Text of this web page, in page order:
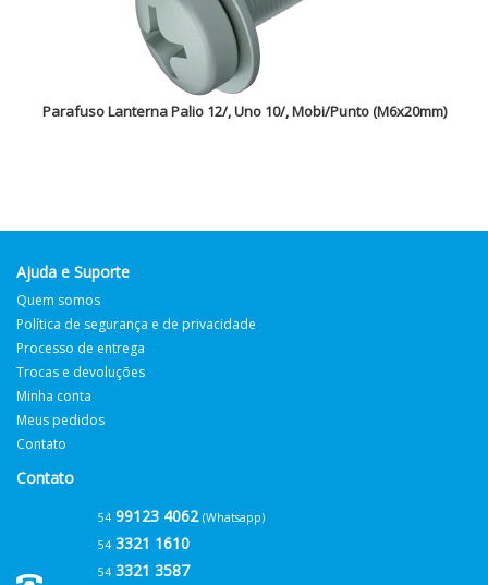
Parafuso Lanterna Palio 12/, Uno 10/, Mobi/Punto (M6x20mm)
Ajuda e Suporte
Quem somos
Política de segurança e de privacidade
Processo de entrega
Trocas e devoluções
Minha conta
Meus pedidos
Contato
Contato
5499123 4062 (Whatsapp)
543321 1610
543321 3587